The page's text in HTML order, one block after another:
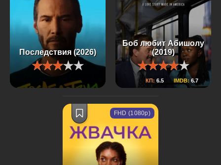
Последствия (2026)
Боб любит Абишолу
(2019)
КП: 6.5 IMDB:6.7
FHD (1080p)